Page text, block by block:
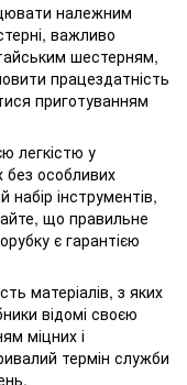
належним
важливо
шестерням,
працездатність
приготуванням
легкістю у
без особливих
інструментів,
що правильне
є гарантією
матеріалів, з яких
відомі своєю
міцних і
термін служби